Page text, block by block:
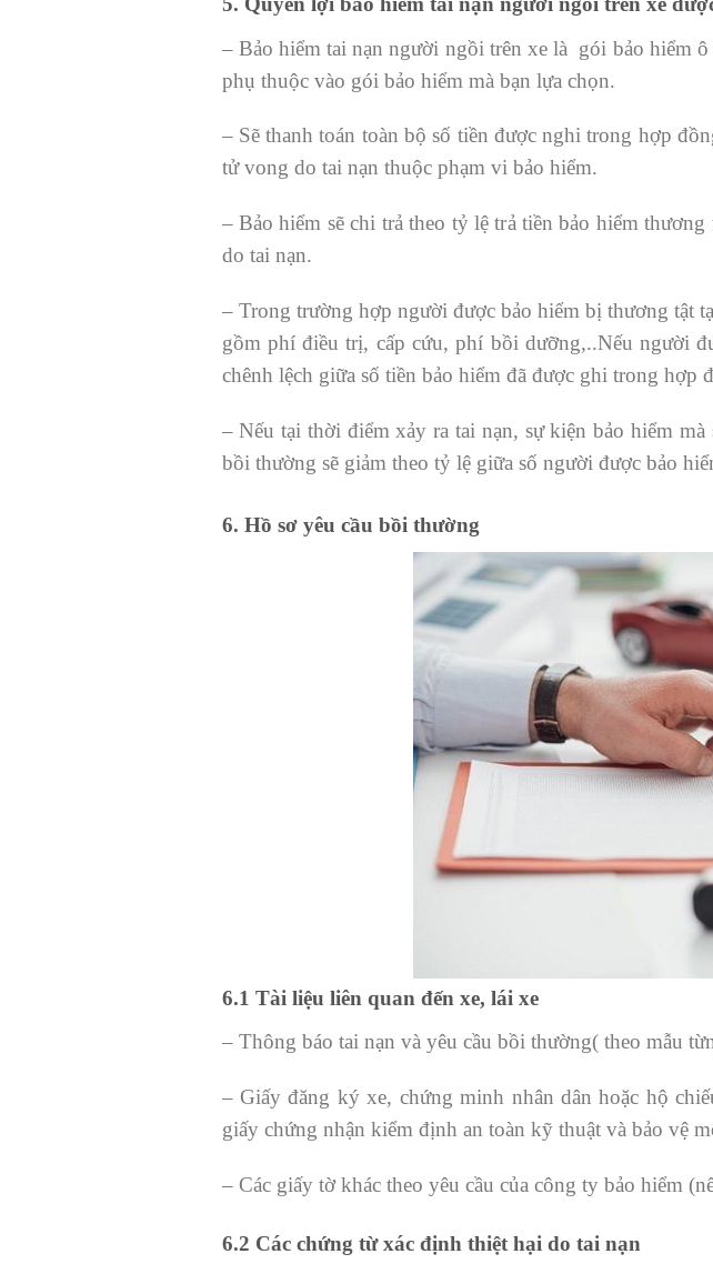
– Bảo hiểm tai nạn người ngồi trên xe là gói bảo hiểm
phụ thuộc vào gói bảo hiểm mà bạn lựa chọn.
– Sẽ thanh toán toàn bộ số tiền được nghi trong hợp
tử vong do tai nạn thuộc phạm vi bảo hiểm.
– Bảo hiểm sẽ chi trả theo tỷ lệ trả tiền bảo hiểm
do tai nạn.
– Trong trường hợp người được bảo hiểm bị thương tật
gồm phí điều trị, cấp cứu, phí bồi dưỡng,..Nếu người
chênh lệch giữa số tiền bảo hiểm đã được ghi trong
– Nếu tại thời điểm xảy ra tai nạn, sự kiện bảo hiểm
bồi thường sẽ giảm theo tỷ lệ giữa số người được bảo
6. Hồ sơ yêu cầu bồi thường
6.1 Tài liệu liên quan đến xe, lái xe
– Thông báo tai nạn và yêu cầu bồi thường( theo mẫu
– Giấy đăng ký xe, chứng minh nhân dân hoặc hộ
giấy chứng nhận kiểm định an toàn kỹ thuật và bảo vệ
– Các giấy tờ khác theo yêu cầu của công ty bảo hiểm
6.2 Các chứng từ xác định thiệt hại do tai nạn